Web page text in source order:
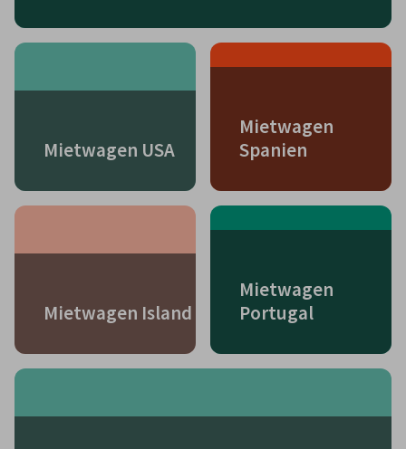
Mietwagen USA
Mietwagen
Spanien
Mietwagen Island
Mietwagen
Portugal